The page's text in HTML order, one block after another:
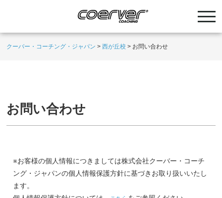
クーバー・コーチング・ジャパン >西が丘校 > お問い合わせ
お問い合わせ
※お客様の個人情報につきましては株式会社クーバー・コーチ
ング・ジャパンの個人情報保護方針に基づきお取り扱いいたし
ます。